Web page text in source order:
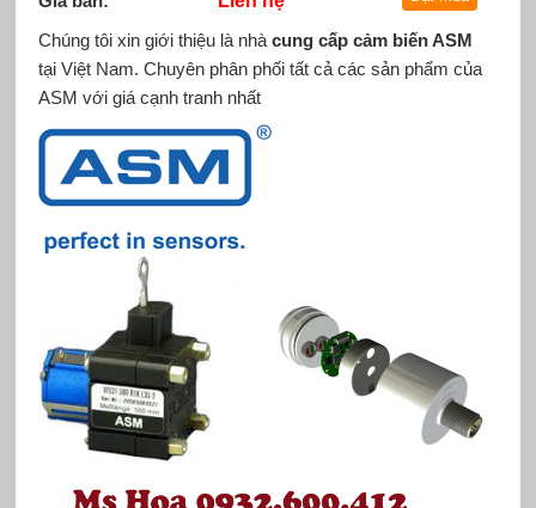
Chúng tôi xin giới thiệu là nhàcung cấp cảm biến ASM
tại Việt Nam. Chuyên phân phối tất cả các sản phẩm của
ASM với giá cạnh tranh nhất